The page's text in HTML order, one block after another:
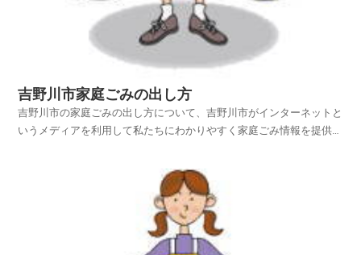
吉野川市家庭ごみの出し方
吉野川市の家庭ごみの出し方について、吉野川市がインターネットと
いうメディアを利用して私たちにわかりやすく家庭ごみ情報を提供さ
りますのでご活用いただければ幸いです。平成25年4月...